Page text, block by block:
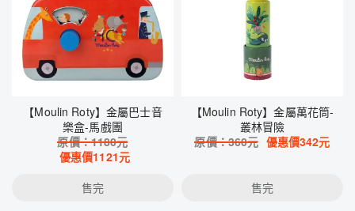
【Moulin Roty】金屬巴士音
樂盒-馬戲團
原價：1180元
優惠價1121元
售完
【Moulin Roty】金屬萬花筒-
叢林冒險
原價：360元 優惠價342元
售完